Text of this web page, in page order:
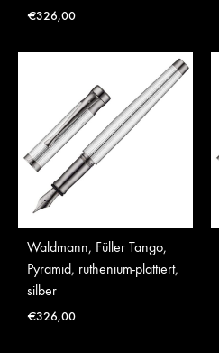
€326,00
Waldmann, Füller Tango,
Pyramid, ruthenium-plattiert,
silber
€326,00